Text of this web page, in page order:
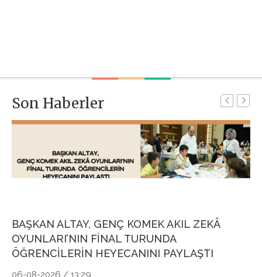
Son Haberler
BAŞKAN ALTAY, GENÇ KOMEK AKIL ZEKÂ
OYUNLARI’NIN FİNAL TURUNDA
ÖĞRENCİLERİN HEYECANINI PAYLAŞTI
06-08-2026 / 13:29